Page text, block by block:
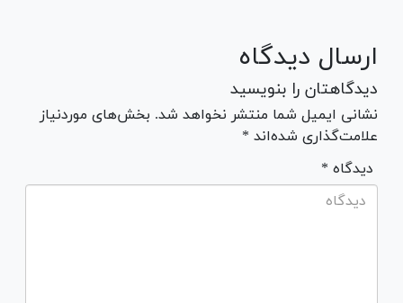
ارسال دیدگاه
دیدگاهتان را بنویسید
نشانی ایمیل شما منتشر نخواهد شد. بخش‌های موردنیاز
علامت‌گذاری شده‌اند *
* دیدگاه